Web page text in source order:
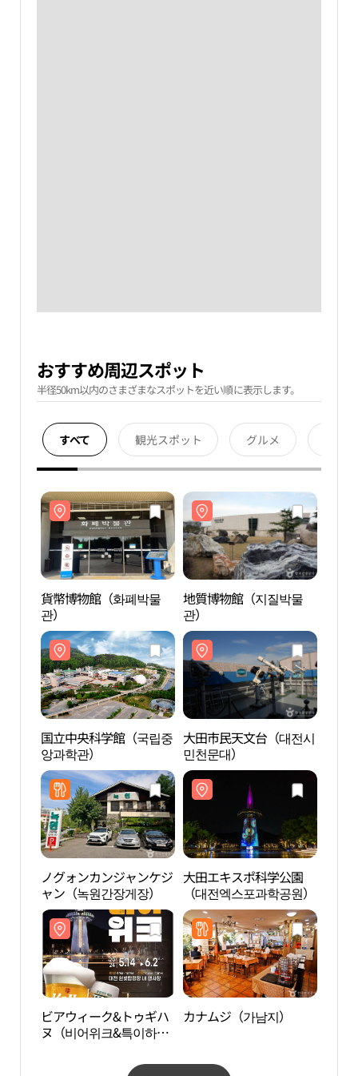
おすすめ周辺スポット
半径50km以内のさまざまなスポットを近い順に表示します。
すべて 観光スポット グルメ
貨幣博物館（화폐박물
관）
地質博物館（지질박물
관）
国立中央科学館（국립중
앙과학관）
大田市民天文台（대전시
민천문대）
ノグォンカンジャンケジ
ャン（녹원간장게장）
大田エキスポ科学公園
（대전엑스포과학공원）
ビアウィーク&トゥギハ
ヌ（비어위크&특이하
カナムジ（가남지）